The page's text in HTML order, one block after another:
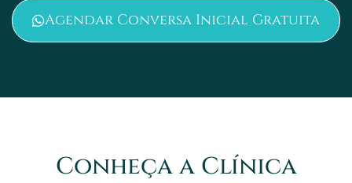
Agendar Conversa Inicial Gratuita
Conheça a Clínica